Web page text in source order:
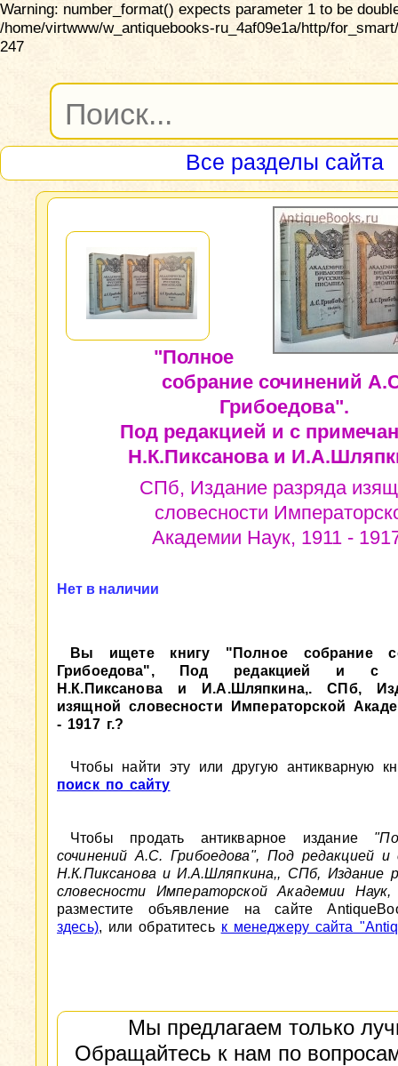
Warning: number_format() expects parameter 1 to be
/home/virtwww/w_antiquebooks-ru_4af09e1a/http/
247
Все разделы сайта
"Полное
собрание сочинений
Грибоедова".
Под редакцией и с
Н.К.Пиксанова и
СПб, Издание разряда
словесности
Академии Наук, 1911 -
Нет в наличии
Вы ищете книгу "Полное собрание
Грибоедова", Под редакцией и с
Н.К.Пиксанова и И.А.Шляпкина,. СПб,
изящной словесности Императорской
- 1917 г.?
Чтобы найти эту или другую антикварную
поиск по сайту
Чтобы продать антикварное издание
сочинений А.С. Грибоедова", Под редакцией и
Н.К.Пиксанова и И.А.Шляпкина,, СПб, Издание
словесности Императорской Академии
разместите объявление на сайте
здесь), или обратитесь к менеджеру сайта
Мы предлагаем только
Обращайтесь к нам по